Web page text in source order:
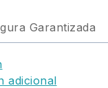
Garantizada
adicional